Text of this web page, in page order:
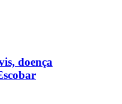
doença